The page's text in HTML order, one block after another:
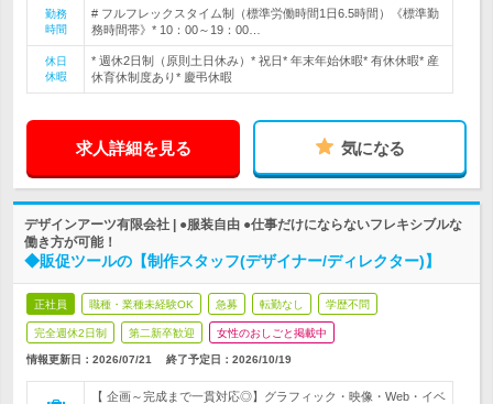
勤務
時間
# フルフレックスタイム制（標準労働時間1日6.5時間）《標準勤
務時間帯》* 10：00～19：00…
休日
休暇
* 週休2日制（原則土日休み）* 祝日* 年末年始休暇* 有休休暇* 産
休育休制度あり* 慶弔休暇
求人詳細を見る 気になる
デザインアーツ有限会社 | ●服装自由 ●仕事だけにならないフレキシブルな
働き方が可能！
◆販促ツールの【制作スタッフ(デザイナー/ディレクター)】
正社員 職種・業種未経験OK 急募 転勤なし 学歴不問
完全週休2日制 第二新卒歓迎 女性のおしごと掲載中
情報更新日：2026/07/21 終了予定日： 2026/10/19
【 企画～完成まで一貫対応◎】グラフィック・映像・Web・イベ